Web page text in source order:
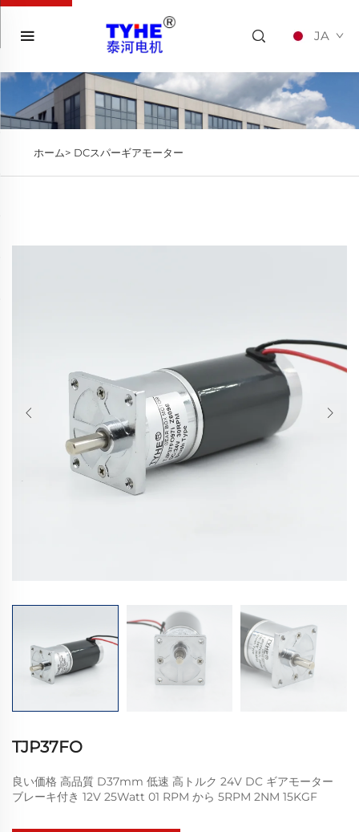
JA
ホーム> DCスパーギアモーター
TJP37FO
良い価格 高品質 D37mm 低速 高トルク 24V DC ギアモーター
ブレーキ付き 12V 25Watt 01 RPM から 5RPM 2NM 15KGF